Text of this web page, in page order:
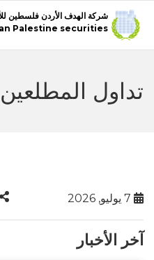
شركة الهدف الأردن فلسطين
Palestine securities
تداول المطلعين 30-06-2026
آخر الأخبار